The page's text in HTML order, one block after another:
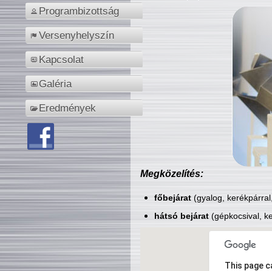
Programbizottság
Versenyhelyszín
Kapcsolat
Galéria
Eredmények
Megközelítés:
főbejárat(gyalog,
hátsó bejárat(gépkocsival,
This page